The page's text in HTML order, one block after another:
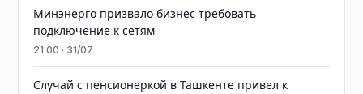
Минэнерго призвало бизнес требовать
подключение к сетям
21:00 · 31/07
Случай с пенсионеркой в Ташкенте привел к